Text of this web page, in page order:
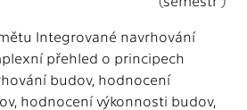
Integrované navrhování
přehled o principech
budov, hodnocení
hodnocení výkonnosti budov,